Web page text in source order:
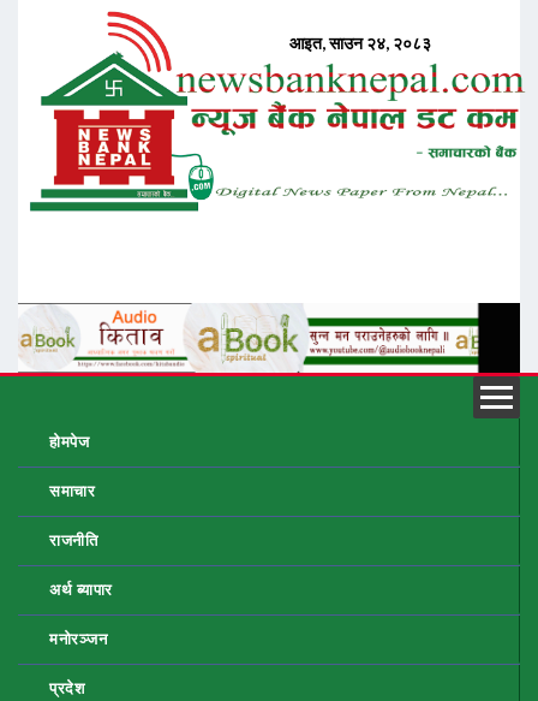
होमपेज
समाचार
राजनीति
अर्थ ब्यापार
मनोरञ्जन
प्रदेश